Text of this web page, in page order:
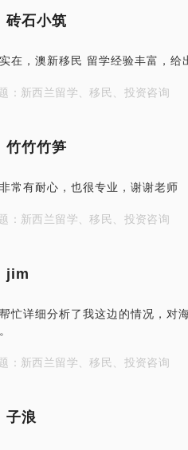
砖石小筑
在，澳新移民 留学经验丰富，给
：新西兰留学、移民、投资咨询
竹竹竹笋
常有耐心，也很专业，谢谢老师
：新西兰留学、移民、投资咨询
jim
忙详细分析了我这边的情况，对
：新西兰留学、移民、投资咨询
子浪